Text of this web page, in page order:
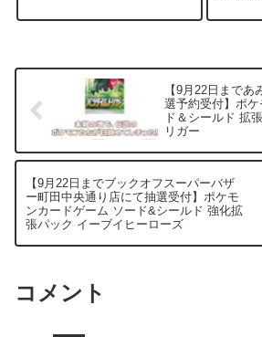
OCGデュエルモンスターズ
要 12月24日発売 遊戯王OCG
【9月22日まで
選予約受付】ポ
ド＆シールド 拡
リガー
【9月22日までブックオフスーパーバザ
ー町田中央通り店にて抽選受付】ポケモ
ンカードゲーム ソード&シールド 強化拡
張パック イーブイヒーローズ
コメント